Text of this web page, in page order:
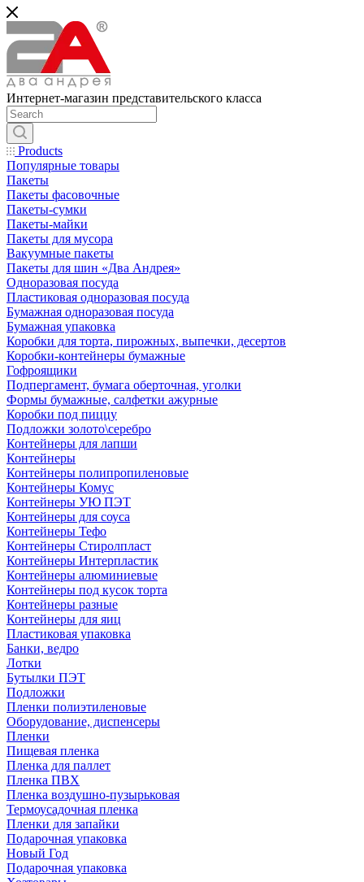
Интернет-магазин представительского класса
Products
Популярные товары
Пакеты
Пакеты фасовочные
Пакеты-сумки
Пакеты-майки
Пакеты для мусора
Вакуумные пакеты
Пакеты для шин «Два Андрея»
Одноразовая посуда
Пластиковая одноразовая посуда
Бумажная одноразовая посуда
Бумажная упаковка
Коробки для торта, пирожных, выпечки, десертов
Коробки-контейнеры бумажные
Гофроящики
Подпергамент, бумага оберточная, уголки
Формы бумажные, салфетки ажурные
Коробки под пиццу
Подложки золото\серебро
Контейнеры для лапши
Контейнеры
Контейнеры полипропиленовые
Контейнеры Комус
Контейнеры УЮ ПЭТ
Контейнеры для соуса
Контейнеры Тефо
Контейнеры Стиролпласт
Контейнеры Интерпластик
Контейнеры алюминиевые
Контейнеры под кусок торта
Контейнеры разные
Контейнеры для яиц
Пластиковая упаковка
Банки, ведро
Лотки
Бутылки ПЭТ
Подложки
Пленки полиэтиленовые
Оборудование, диспенсеры
Пленки
Пищевая пленка
Пленка для паллет
Пленка ПВХ
Пленка воздушно-пузырьковая
Термоусадочная пленка
Пленки для запайки
Подарочная упаковка
Новый Год
Подарочная упаковка